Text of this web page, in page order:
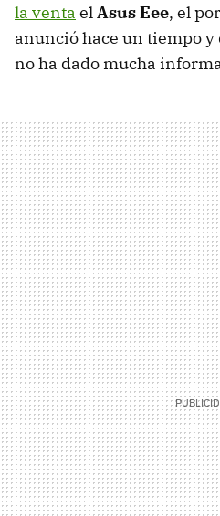
la venta elAsus Eee, el
anunció hace un tiempo
no ha dado mucha